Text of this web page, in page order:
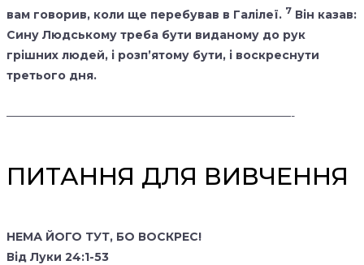
вам говорив, коли ще перебував в Галілеї. 7 Він казав:
Сину Людському треба бути виданому до рук
грішних людей, і розп’ятому бути, і воскреснути
третього дня.
—————————————————————————-
ПИТАННЯ ДЛЯ ВИВЧЕННЯ
НЕМА ЙОГО ТУТ, БО ВОСКРЕС!
Від Луки 24:1-53